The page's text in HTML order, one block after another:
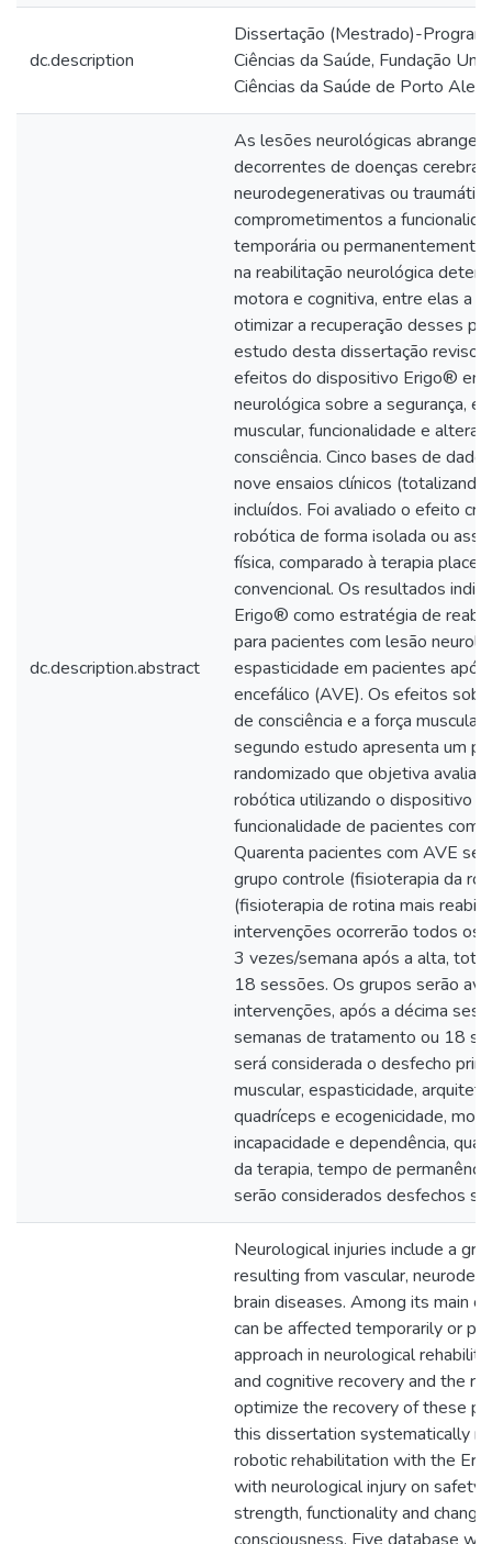
dc.description
Dissertação (Mestrado)-
Ciências da Saúde, Fundação
Ciências da Saúde de Porto
dc.description.abstract
As lesões neurológicas
decorrentes de doenças
neurodegenerativas ou
comprometimentos a
temporária ou
na reabilitação neurológica
motora e cognitiva, entre elas a
otimizar a recuperação desses
estudo desta dissertação
efeitos do dispositivo Erigo® em
neurológica sobre a segurança,
muscular, funcionalidade e
consciência. Cinco bases de
nove ensaios clínicos
incluídos. Foi avaliado o efeito
robótica de forma isolada ou
física, comparado à terapia
convencional. Os resultados
Erigo® como estratégia de
para pacientes com lesão
espasticidade em pacientes
encefálico (AVE). Os efeitos
de consciência e a força
segundo estudo apresenta um
randomizado que objetiva
robótica utilizando o dispositivo
funcionalidade de pacientes com
Quarenta pacientes com AVE
grupo controle (fisioterapia da
(fisioterapia de rotina mais
intervenções ocorrerão todos os
3 vezes/semana após a alta,
18 sessões. Os grupos serão
intervenções, após a décima
semanas de tratamento ou 18
será considerada o desfecho
muscular, espasticidade,
quadríceps e ecogenicidade,
incapacidade e dependência,
da terapia, tempo de
serão considerados desfechos
Neurological injuries include a
resulting from vascular,
brain diseases. Among its main
can be affected temporarily or
approach in neurological
and cognitive recovery and the
optimize the recovery of these
this dissertation systematically
robotic rehabilitation with the
with neurological injury on safety,
strength, functionality and